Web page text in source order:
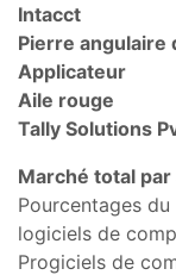
Intacct
Pierre angulaire
Applicateur
Aile rouge
Tally Solutions
Marché total
Pourcentages
logiciels de
Progiciels de